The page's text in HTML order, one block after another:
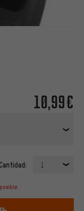
10,99€
Cantidad: 1